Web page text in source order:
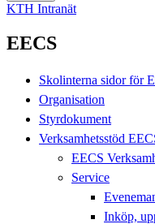
KTH Intranät
EECS
Skolinterna sidor för
Organisation
Styrdokument
Verksamhetsstöd
EECS
Service
Inköp,